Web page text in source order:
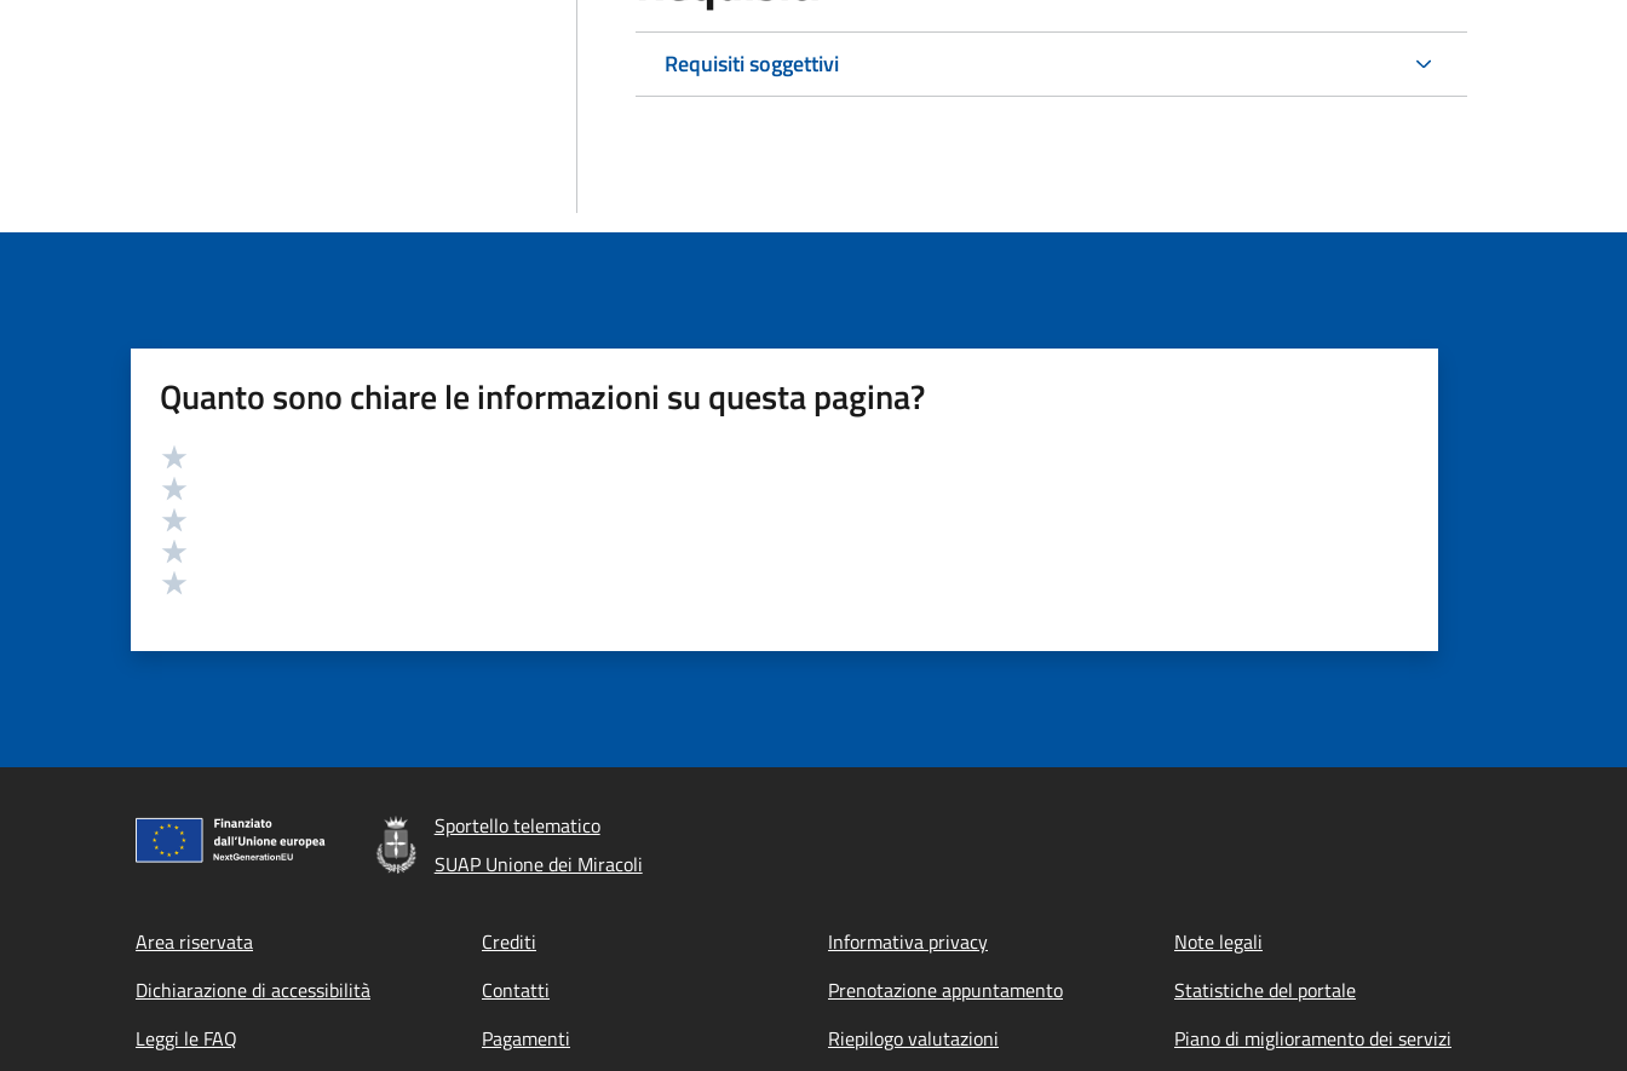
Requisiti soggettivi
Quanto sono chiare le informazioni su questa pagina?
Valutazione
Sportello telematico
SUAP Unione dei Miracoli
Footer menu
Area riservata Crediti Informativa privacy
Note legali
Dichiarazione di accessibilità
Contatti Prenotazione appuntamento
Statistiche del portale
Leggi le FAQ
Pagamenti Riepilogo valutazioni Piano di miglioramento dei servizi